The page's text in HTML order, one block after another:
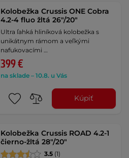
Kolobežka Crussis ONE Cobra
4.2-4 fluo žltá 26"/20"
Ultra ľahká hliníková kolobežka s
unikátnym rámom a veľkými
nafukovacími …
399 €
na sklade – 10.8. u Vás
Kúpiť
Kolobežka Crussis ROAD 4.2-1
čierno-žltá 28"/20"
3.5 (1)